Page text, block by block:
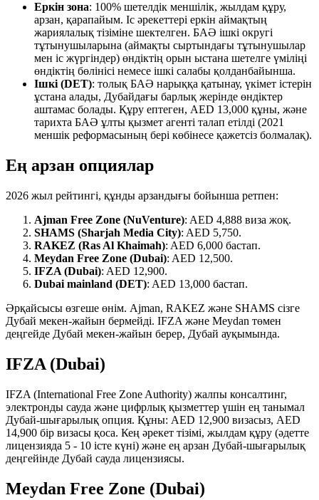
Еркін зона: 100% шетелдік меншілік, жылдам құру,
арзан, қарапайым. Іс әрекеттері еркін аймақтың
жариялалық тізіміне шектелген. БАӘ ішкі округі
тұтынушыларына (аймақты сыртындағы тұтынушылар
мен іс жүргіндер) өндіктің орын ыстана шетелге үміліңі
өндіктің бөлінісі немесе ішкі салабы қолданбайынша.
Ішкі (DET): толық БАӘ нарыққа қатынау, үкімет істерін
ұстана алады, Дубайдағы барлық жерінде өндіктер
аштамас болады. Құру ептеген, AED 13,000 құны, және
тарихта БАӘ ұлты қызмет агенті талап етілді (2021
меншік реформасының бері көбінесе қажетсіз болмалақ).
Ең арзан опциялар
2026 жыл рейтингі, құнды арзандығы бойынша ретпен:
Ajman Free Zone (NuVenture): AED 4,888 виза жоқ.
SHAMS (Sharjah Media City): AED 5,750.
RAKEZ (Ras Al Khaimah): AED 6,000 бастап.
Meydan Free Zone (Dubai): AED 12,500.
IFZA (Dubai): AED 12,900.
Dubai mainland (DET): AED 13,000 бастап.
Әрқайсысы өзгеше өнім. Ajman, RAKEZ және SHAMS сізге
Дубай мекен-жайын бермейді. IFZA және Meydan төмен
деңгейде Дубай мекен-жайын берер, Дубай ауқымында.
IFZA (Dubai)
IFZA (International Free Zone Authority) жалпы консалтинг,
электронды сауда және цифрлық қызметтер үшін ең танымал
Дубай-шығарылық опция. Құны: AED 12,900 визасыз, AED
14,900 бір визасы қоса. Кең әрекет тізімі, жылдам құру (әдетте
лицензияда 5 - 10 істе күні) және ең арзан Дубай-шығарылық
деңгейінде Дубай сауда лицензиясы.
Meydan Free Zone (Dubai)